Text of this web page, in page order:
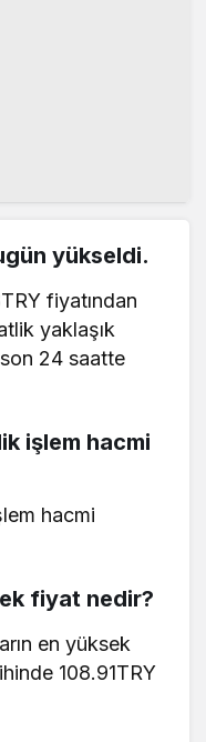
yükseldi.
fiyatından
yaklaşık
24 saatte
işlem hacmi
hacmi
fiyat nedir?
en yüksek
108.91TRY